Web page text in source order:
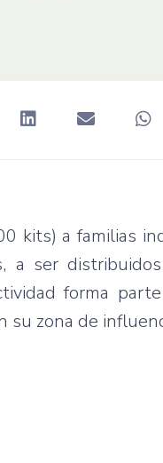
kits) a familias
a ser
forma
su zona de